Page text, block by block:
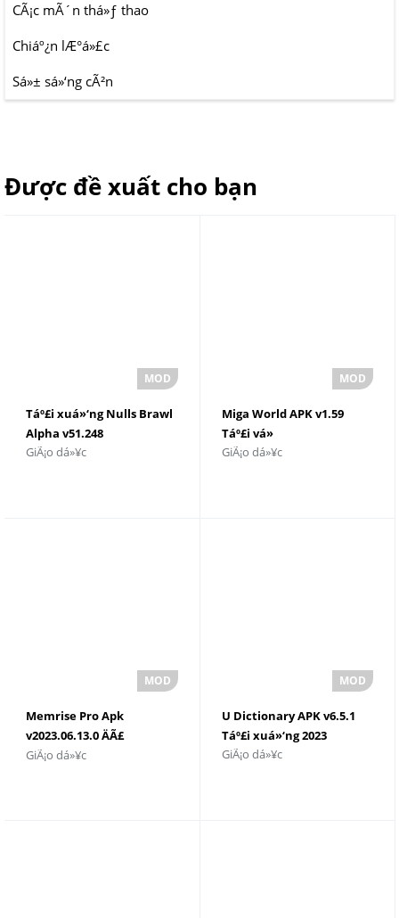
CÃ¡c mÃ´n thá»ƒ thao
Chiáº¿n lÆ°á»£c
Sá»± sá»‘ng cÃ²n
Được đề xuất cho bạn
Táº£i xuá»‘ng Nulls Brawl
Alpha v51.248
GiÃ¡o dá»¥c
Miga World APK v1.59
Táº£i vá»
GiÃ¡o dá»¥c
Memrise Pro Apk
v2023.06.13.0 ÄÃ£
Ä‘Æ°á»£c má»Ÿ khÃ³a
GiÃ¡o dá»¥c
U Dictionary APK v6.5.1
Táº£i xuá»‘ng 2023
GiÃ¡o dá»¥c